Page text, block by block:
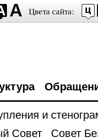
Цвета сайта:
и
Совет
Совет